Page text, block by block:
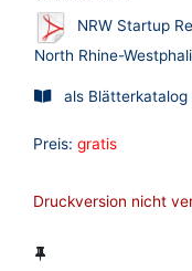
NRW Startup
North Rhine-
als Blätterkatalog
Preis: gratis
Druckversion nicht